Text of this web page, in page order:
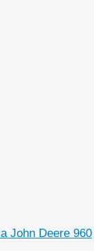
John Deere 960